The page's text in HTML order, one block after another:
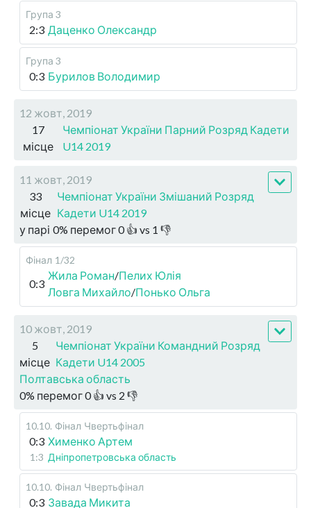
Група 3
2:3 Даценко Олександр
Група 3
0:3 Бурилов Володимир
12 жовт, 2019
17
місце
Чемпіонат України Парний Розряд Кадети
U14 2019
11 жовт, 2019
33
місце
Чемпіонат України Змішаний Розряд
Кадети U14 2019
у парі 0% перемог0👍 vs 1 👎
Фінал 1/32
0:3
Жила Роман/Пелих Юлія
Ловга Михайло/Понько Ольга
10 жовт, 2019
5
місце
Чемпіонат України Командний Розряд
Кадети U14 2005
Полтавська область
0% перемог0👍 vs 2 👎
10.10. Фінал Чвертьфінал
0:3 Хименко Артем
1:3 Дніпропетровська область
10.10. Фінал Чвертьфінал
0:3 Завада Микита